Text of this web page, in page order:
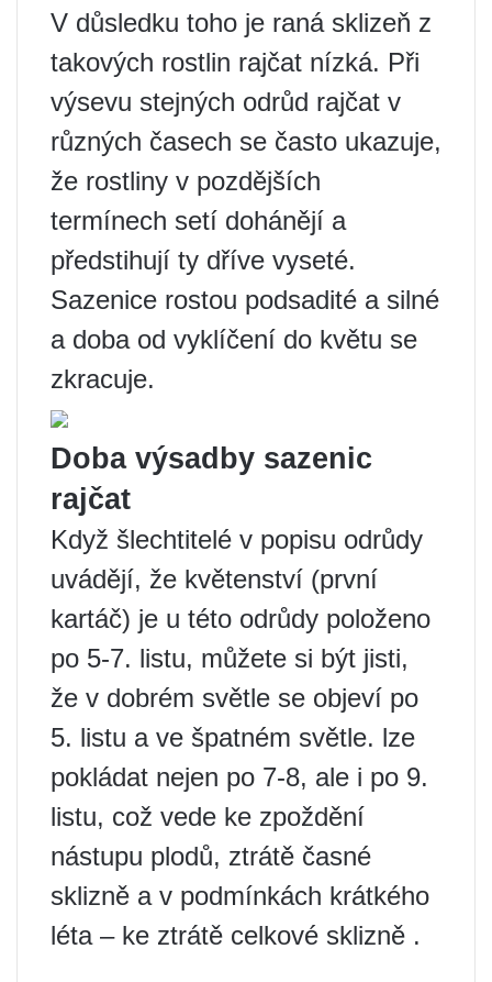
V důsledku toho je raná sklizeň z
takových rostlin rajčat nízká. Při
výsevu stejných odrůd rajčat v
různých časech se často ukazuje,
že rostliny v pozdějších
termínech setí dohánějí a
předstihují ty dříve vyseté.
Sazenice rostou podsadité a silné
a doba od vyklíčení do květu se
zkracuje.
Doba výsadby sazenic
rajčat
Když šlechtitelé v popisu odrůdy
uvádějí, že květenství (první
kartáč) je u této odrůdy položeno
po 5-7. listu, můžete si být jisti,
že v dobrém světle se objeví po
5. listu a ve špatném světle. lze
pokládat nejen po 7-8, ale i po 9.
listu, což vede ke zpoždění
nástupu plodů, ztrátě časné
sklizně a v podmínkách krátkého
léta – ke ztrátě celkové sklizně .